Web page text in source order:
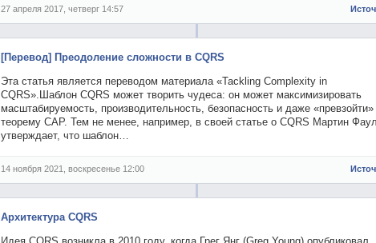
27 апреля 2017, четверг 14:57
[Перевод] Преодоление сложности в CQRS
Эта статья является переводом материала «Tackling Complexity in
CQRS».Шаблон CQRS может творить чудеса: он может максимизировать
масштабируемость, производительность, безопасность и даже «превзойти»
теорему CAP. Тем не менее, например, в своей статье о CQRS Мартин
утверждает, что шаблон…
14 ноября 2021, воскресенье 12:00
Архитектура CQRS